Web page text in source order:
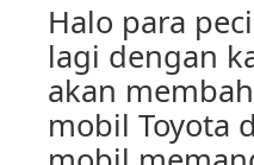
Halo para
lagi dengan
akan
mobil Toyota